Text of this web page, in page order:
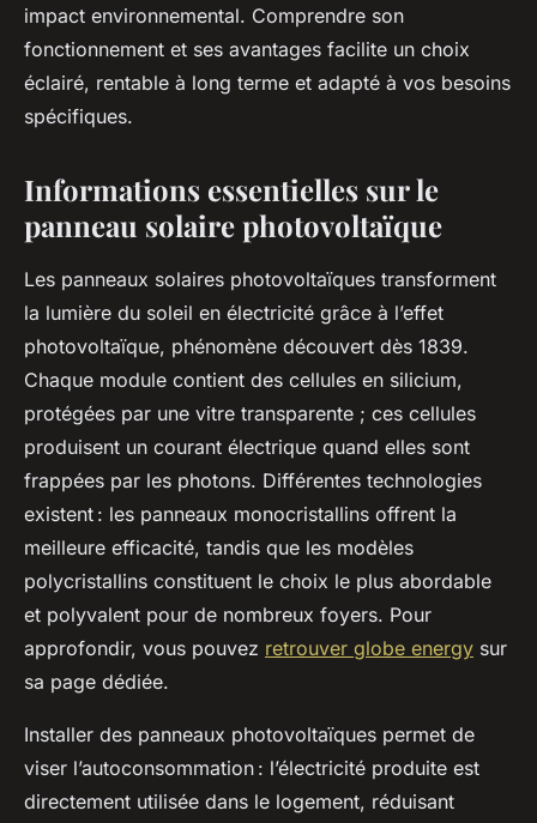
Wassim •6 juin 2025•5 min de lecture
impact environnemental. Comprendre son
fonctionnement et ses avantages facilite un choix
éclairé, rentable à long terme et adapté à vos besoins
spécifiques.
Informations essentielles sur le
panneau solaire photovoltaïque
Les panneaux solaires photovoltaïques transforment
la lumière du soleil en électricité grâce à l’effet
photovoltaïque, phénomène découvert dès 1839.
Chaque module contient des cellules en silicium,
protégées par une vitre transparente ; ces cellules
produisent un courant électrique quand elles sont
frappées par les photons. Différentes technologies
existent : les panneaux monocristallins offrent la
meilleure efficacité, tandis que les modèles
polycristallins constituent le choix le plus abordable
et polyvalent pour de nombreux foyers. Pour
approfondir, vous pouvez retrouver globe energy sur
sa page dédiée.
Installer des panneaux photovoltaïques permet de
viser l’autoconsommation : l’électricité produite est
directement utilisée dans le logement, réduisant